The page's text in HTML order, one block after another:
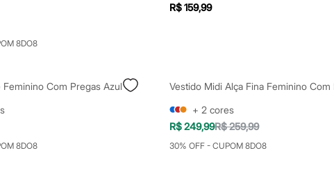
8DO8
R$ 159,99
Feminino Com Pregas Azul
8DO8
+ 2 cores
R$ 249,99R$ 259,99
30% OFF - CUPOM 8DO8